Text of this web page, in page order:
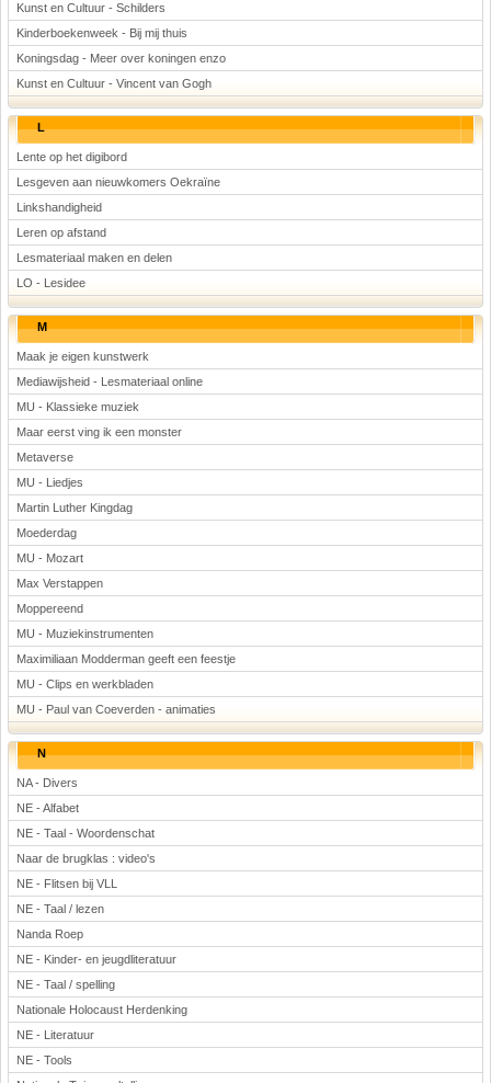
Kunst en Cultuur - Schilders
Kinderboekenweek - Bij mij thuis
Koningsdag - Meer over koningen enzo
Kunst en Cultuur - Vincent van Gogh
L
Lente op het digibord
Lesgeven aan nieuwkomers Oekraïne
Linkshandigheid
Leren op afstand
Lesmateriaal maken en delen
LO - Lesidee
M
Maak je eigen kunstwerk
Mediawijsheid - Lesmateriaal online
MU - Klassieke muziek
Maar eerst ving ik een monster
Metaverse
MU - Liedjes
Martin Luther Kingdag
Moederdag
MU - Mozart
Max Verstappen
Moppereend
MU - Muziekinstrumenten
Maximiliaan Modderman geeft een feestje
MU - Clips en werkbladen
MU - Paul van Coeverden - animaties
N
NA - Divers
NE - Alfabet
NE - Taal - Woordenschat
Naar de brugklas : video's
NE - Flitsen bij VLL
NE - Taal / lezen
Nanda Roep
NE - Kinder- en jeugdliteratuur
NE - Taal / spelling
Nationale Holocaust Herdenking
NE - Literatuur
NE - Tools